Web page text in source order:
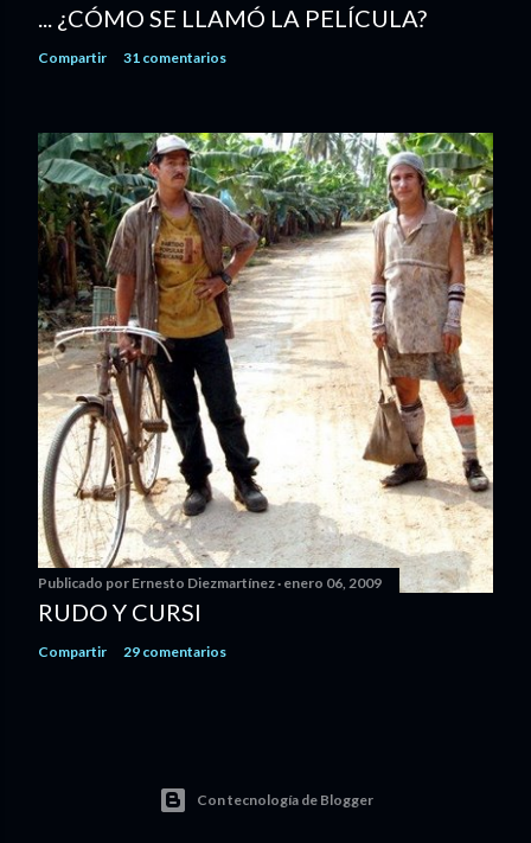
... ¿CÓMO SE LLAMÓ LA PELÍCULA?
Compartir 31 comentarios
Publicado por Ernesto Diezmartínez enero 06, 2009
RUDO Y CURSI
Compartir 29 comentarios
Con tecnología de Blogger